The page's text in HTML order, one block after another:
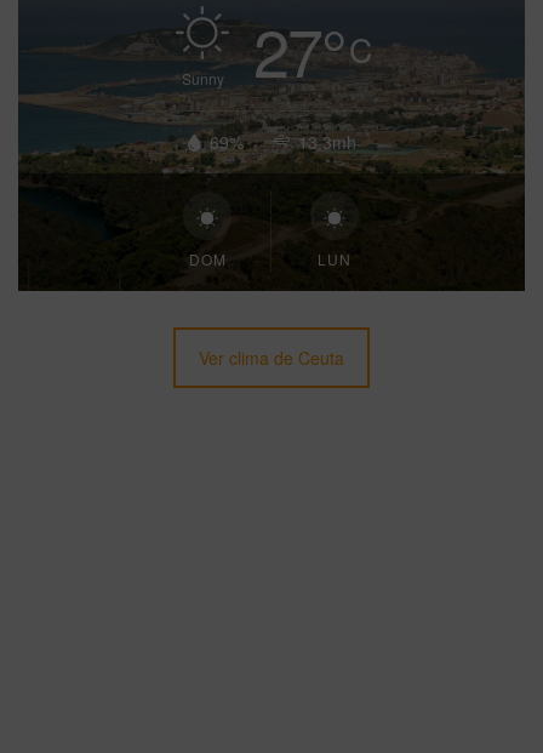
Sunny 27°C
69% 13.3mh
DOM LUN
Ver clima de Ceuta